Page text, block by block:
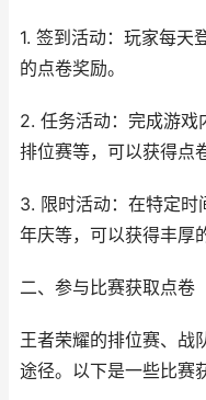
1. 签到活动：玩家每天
的点卷奖励。
2. 任务活动：完成游戏
排位赛等，可以获得点
3. 限时活动：在特定时
年庆等，可以获得丰厚
二、参与比赛获取点卷
王者荣耀的排位赛、战
途径。以下是一些比赛